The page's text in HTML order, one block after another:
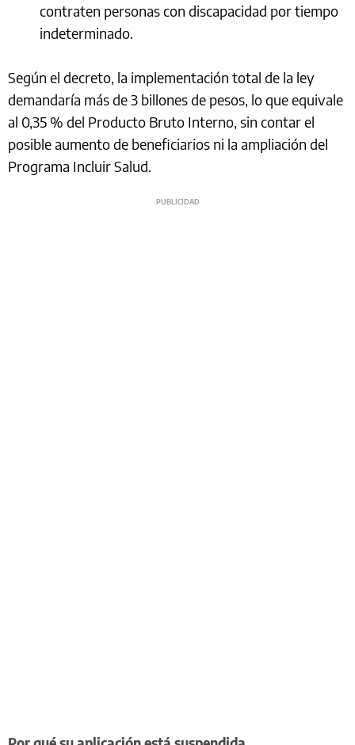
contraten personas con discapacidad por tiempo
indeterminado.
Según el decreto, la implementación total de la ley
demandaría más de 3 billones de pesos, lo que equivale
al 0,35 % del Producto Bruto Interno, sin contar el
posible aumento de beneficiarios ni la ampliación del
Programa Incluir Salud.